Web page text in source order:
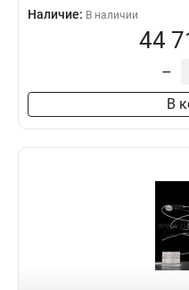
Наличие: В наличии
44
–
В